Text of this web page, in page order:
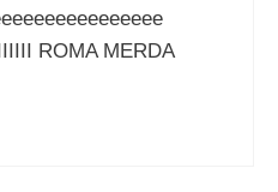
ROMA MERDA